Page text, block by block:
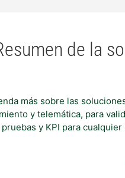
de la
más sobre las
y telemática, para
y KPI para